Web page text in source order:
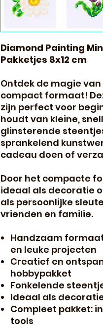
Diamond Painting
Pakketjes 8x12 cm
Ontdek de magie
compact formaat!
zijn perfect voor
houdt van kleine,
glinsterende
sprankelend
cadeau doen of
Door het compacte
ideaal als decoratie
als persoonlijke
vrienden en familie.
Handzaam
en leuke projecten
Creatief en
hobbypakket
Fonkelende
Ideaal als
Compleet pakket:
tools